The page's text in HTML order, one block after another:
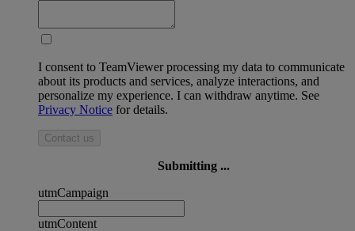
I consent to TeamViewer processing my data to communicate
about its products and services, analyze interactions, and
personalize my experience. I can withdraw anytime. See
Privacy Notice for details.
Contact us
Submitting ...
utmCampaign
utmContent